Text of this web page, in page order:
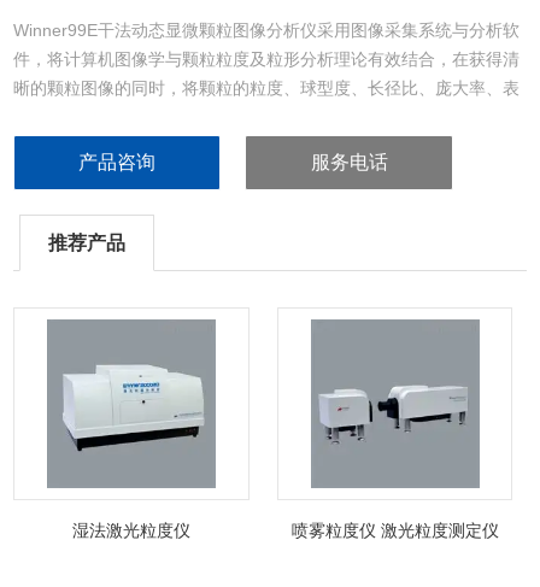
Winner99E干法动态显微颗粒图像分析仪采用图像采集系统与分析软
件，将计算机图像学与颗粒粒度及粒形分析理论有效结合，在获得清
晰的颗粒图像的同时，将颗粒的粒度、球型度、长径比、庞大率、表
产品咨询 服务电话
推荐产品
湿法激光粒度仪 喷雾粒度仪 激光粒度测定仪